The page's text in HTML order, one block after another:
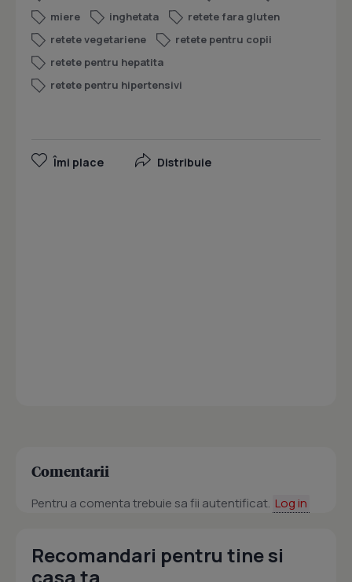
miere
inghetata
retete fara gluten
retete vegetariene
retete pentru copii
retete pentru hepatita
retete pentru hipertensivi
Îmi place Distribuie
Comentarii
Pentru a comenta trebuie sa fii autentificat. Log in
Recomandari pentru tine si